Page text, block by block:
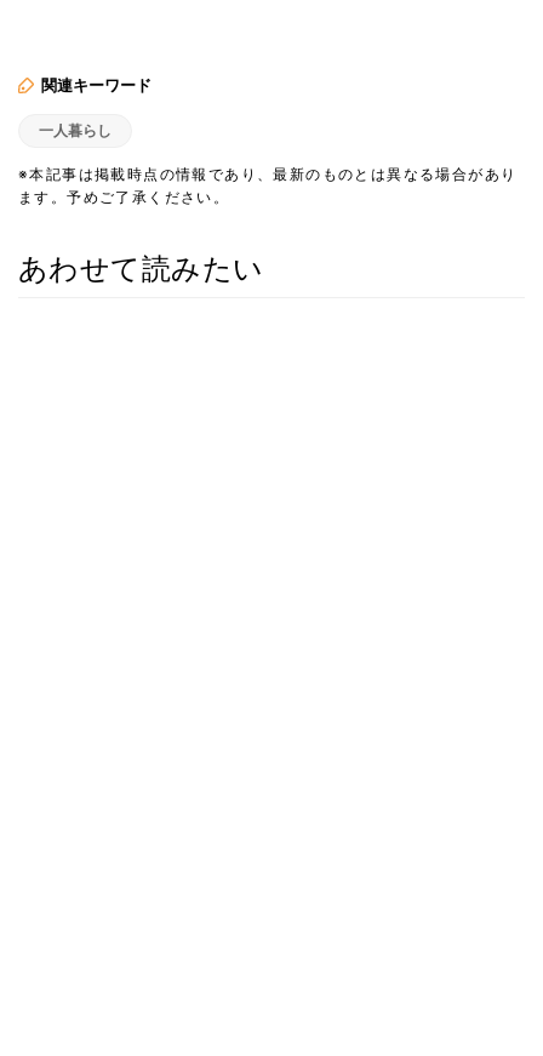
関連キーワード
一人暮らし
※本記事は掲載時点の情報であり、最新のものとは異なる場合があり
ます。予めご了承ください。
あわせて読みたい